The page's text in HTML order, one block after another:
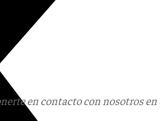
en contacto con nosotros en